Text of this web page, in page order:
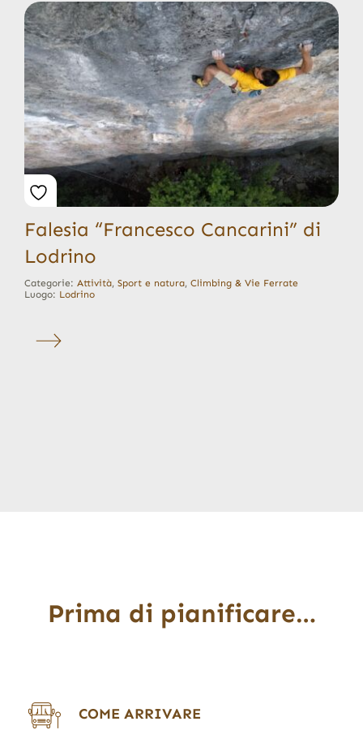
Falesia “Francesco Cancarini” di
Lodrino
Categorie: Attività, Sport e natura, Climbing & Vie Ferrate
Luogo: Lodrino
Prima di pianificare…
COME ARRIVARE